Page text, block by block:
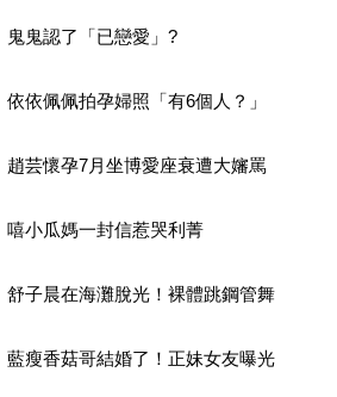
鬼鬼認了「已戀愛」?
依依佩佩拍孕婦照「有6個人？」
趙芸懷孕7月坐博愛座衰遭大嬸罵
嘻小瓜媽一封信惹哭利菁
舒子晨在海灘脫光！裸體跳鋼管舞
藍瘦香菇哥結婚了！正妹女友曝光